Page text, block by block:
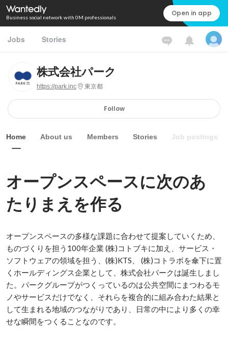
Business social network with 0M professionals Open in app
Jobs Stories
株式会社パーク
https://park.inc 東京都
Follow
Home About us Members Stories Job postings
オープンスペースに次のあ
たりまえを作る
オープンスペースの多様な課題に合わせて提案していくため、
ものづくりを担う100年企業 (株)コトブキに加え、サービス・
ソフトウェアの領域を担う、(株)KTS、 (株)コトラボを傘下に置
くホールディングス企業として、株式会社パークは誕生しまし
た。パークグループがつくっているのは公共空間にまつわるモ
ノやサービスだけでなく、それらを複合的に組み合わた結果と
して生まれる地域のつながりであり、日常の中により多くの幸
せな瞬間をつくることなのです。